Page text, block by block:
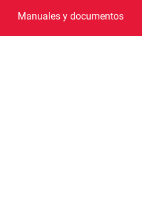
Manuales y documentos